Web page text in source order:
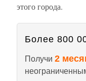
этого города.
Более 800
Получи 2